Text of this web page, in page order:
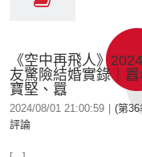
《空中再飛人》
友驚險結婚實錄｜
寶堅、囂
2024/08/01 21:00:59 (第
評論